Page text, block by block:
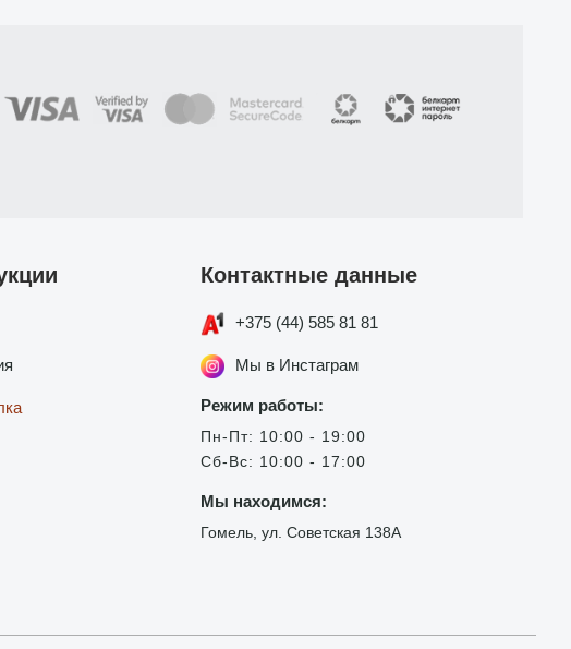
Контактные данные
+375 (44) 585 81 81
Мы в Инстаграм
Режим работы:
Пн-Пт: 10:00 - 19:00
Сб-Вс: 10:00 - 17:00
Мы находимся:
Гомель, ул. Советская 138А